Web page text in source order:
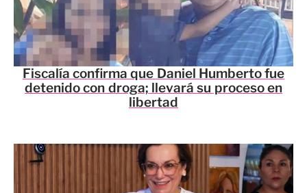
Fiscalía confirma que Daniel Humberto fue
detenido con droga; llevará su proceso en
libertad